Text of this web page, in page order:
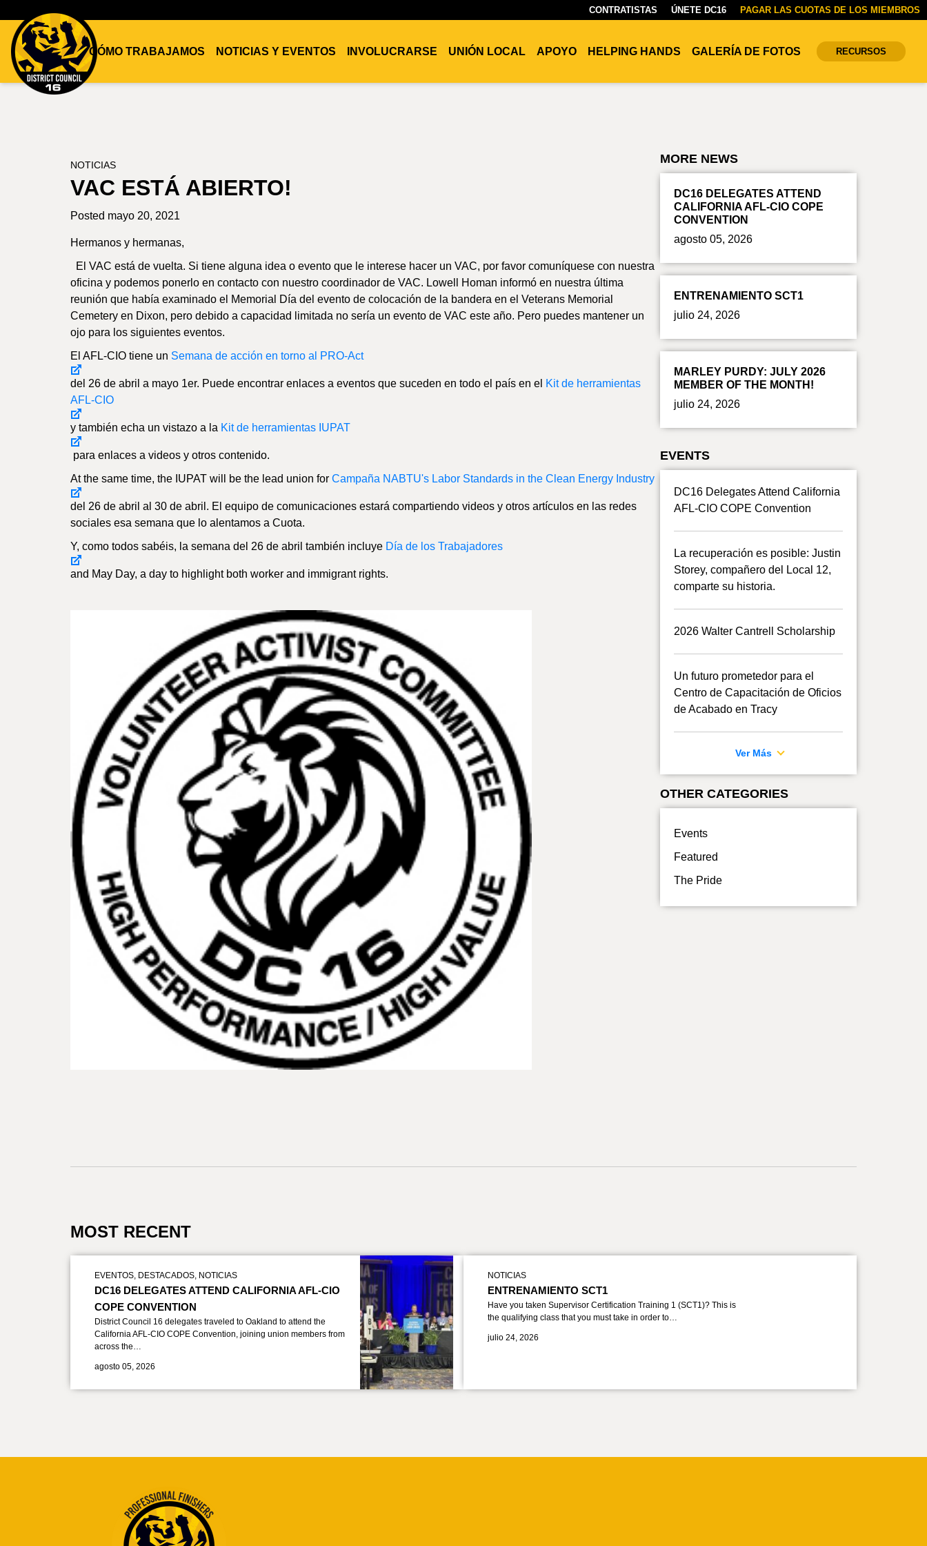
CONTRATISTAS ÚNETE DC16 PAGAR LAS CUOTAS DE LOS MIEMBROS
CÓMO TRABAJAMOS NOTICIAS Y EVENTOS INVOLUCRARSE UNIÓN LOCAL APOYO HELPING HANDS GALERÍA DE FOTOS RECURSOS
NOTICIAS
VAC ESTÁ ABIERTO!
Posted mayo 20, 2021
Hermanos y hermanas,
El VAC está de vuelta. Si tiene alguna idea o evento que le interese hacer un VAC, por favor comuníquese con nuestra
oficina y podemos ponerlo en contacto con nuestro coordinador de VAC. Lowell Homan informó en nuestra última
reunión que había examinado el Memorial Día del evento de colocación de la bandera en el Veterans Memorial
Cemetery en Dixon, pero debido a capacidad limitada no sería un evento de VAC este año. Pero puedes mantener un
ojo para los siguientes eventos.
El AFL-CIO tiene un Semana de acción en torno al PRO-Act
del 26 de abril a mayo 1er. Puede encontrar enlaces a eventos que suceden en todo el país en el Kit de herramientas
AFL-CIO
y también echa un vistazo a la Kit de herramientas IUPAT
para enlaces a videos y otros contenido.
At the same time, the IUPAT will be the lead union for Campaña NABTU's Labor Standards in the Clean Energy Industry
del 26 de abril al 30 de abril. El equipo de comunicaciones estará compartiendo videos y otros artículos en las redes
sociales esa semana que lo alentamos a Cuota.
Y, como todos sabéis, la semana del 26 de abril también incluye Día de los Trabajadores
and May Day, a day to highlight both worker and immigrant rights.
MORE NEWS
DC16 DELEGATES ATTEND
CALIFORNIA AFL-CIO COPE
CONVENTION
agosto 05, 2026
ENTRENAMIENTO SCT1
julio 24, 2026
MARLEY PURDY: JULY 2026
MEMBER OF THE MONTH!
julio 24, 2026
EVENTS
DC16 Delegates Attend California
AFL-CIO COPE Convention
La recuperación es posible: Justin
Storey, compañero del Local 12,
comparte su historia.
2026 Walter Cantrell Scholarship
Un futuro prometedor para el
Centro de Capacitación de Oficios
de Acabado en Tracy
Ver Más
OTHER CATEGORIES
Events
Featured
The Pride
MOST RECENT
EVENTOS, DESTACADOS, NOTICIAS
DC16 DELEGATES ATTEND CALIFORNIA AFL-CIO
COPE CONVENTION
District Council 16 delegates traveled to Oakland to attend the
California AFL-CIO COPE Convention, joining union members from
across the…
agosto 05, 2026
NOTICIAS
ENTRENAMIENTO SCT1
Have you taken Supervisor Certification Training 1 (SCT1)? This is
the qualifying class that you must take in order to…
julio 24, 2026